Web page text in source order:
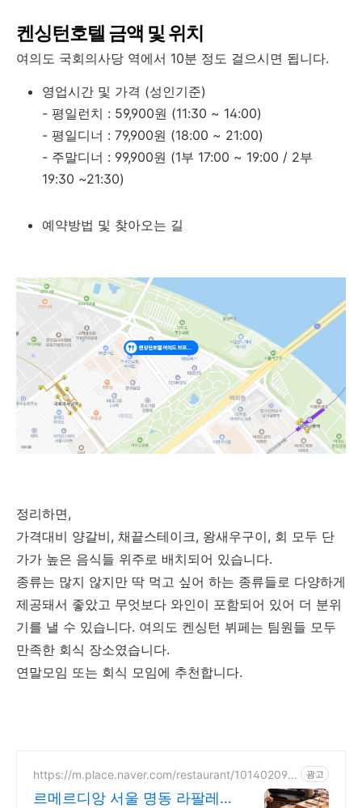
켄싱턴호텔 금액 및 위치
여의도 국회의사당 역에서 10분 정도 걸으시면 됩니다.
영업시간 및 가격 (성인기준)
- 평일런치 : 59,900원 (11:30 ~ 14:00)
- 평일디너 : 79,900원 (18:00 ~ 21:00)
- 주말디너 : 99,900원 (1부 17:00 ~ 19:00 / 2부
19:30 ~21:30)
예약방법 및 찾아오는 길
정리하면,
가격대비 양갈비, 채끝스테이크, 왕새우구이, 회 모두 단
가가 높은 음식들 위주로 배치되어 있습니다.
종류는 많지 않지만 딱 먹고 싶어 하는 종류들로 다양하게
제공돼서 좋았고 무엇보다 와인이 포함되어 있어 더 분위
기를 낼 수 있습니다. 여의도 켄싱턴 뷔페는 팀원들 모두
만족한 회식 장소였습니다.
연말모임 또는 회식 모임에 추천합니다.
https://m.place.naver.com/restaurant/101402094
광고
르메르디앙 서울 명동 라팔레